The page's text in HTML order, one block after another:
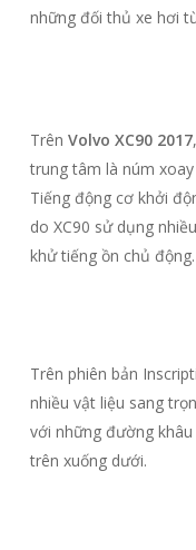
những đối thủ xe hơi
Trên Volvo XC90 2017
trung tâm là núm
Tiếng động cơ khởi
do XC90 sử dụng
khử tiếng ồn chủ động.
Trên phiên bản
nhiều vật liệu sang
với những đường
trên xuống dưới.